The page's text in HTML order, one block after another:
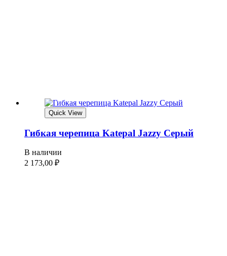
Quick View
Гибкая черепица Katepal Jazzy Серый
В наличии
2 173,00 ₽